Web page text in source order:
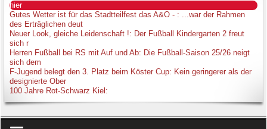
hier
Gutes Wetter ist für das Stadtteilfest das A&O - : ...war der Rahmen
des Erträglichen deut
Neuer Look, gleiche Leidenschaft !: Der Fußball Kindergarten 2 freut
sich r
Herren Fußball bei RS mit Auf und Ab: Die Fußball-Saison 25/26 neigt
sich dem
F-Jugend belegt den 3. Platz beim Köster Cup: Kein geringerer als der
designierte Ober
100 Jahre Rot-Schwarz Kiel :